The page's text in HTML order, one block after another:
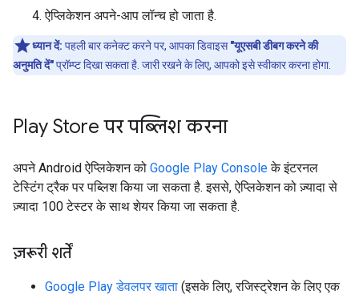
ऐप्लिकेशन अपने-आप लॉन्च हो जाता है.
ध्यान दें: पहली बार कनेक्ट करने पर, आपका डिवाइस"यूएसबी डीबग करने की
अनुमति दें"प्रॉम्प्ट दिखा सकता है. जारी रखने के लिए, आपको इसे स्वीकार करना होगा.
Play Store पर पब्लिश करना
अपने Android ऐप्लिकेशन को Google Play Consoleके इंटरनल
टेस्टिंग ट्रैक पर पब्लिश किया जा सकता है. इससे, ऐप्लिकेशन को ज़्यादा से
ज़्यादा 100 टेस्टर के साथ शेयर किया जा सकता है.
ज़रूरी शर्तें
Google Play डेवलपर खाता (इसके लिए, रजिस्ट्रेशन के लिए एक